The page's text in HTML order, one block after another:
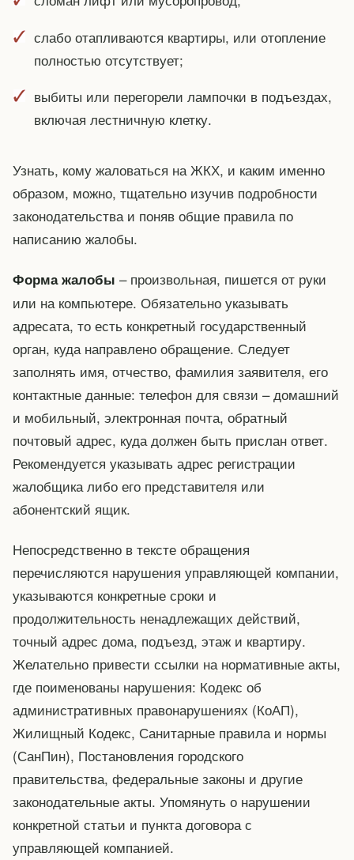
слабо отапливаются квартиры, или отопление
полностью отсутствует;
выбиты или перегорели лампочки в подъездах,
включая лестничную клетку.
Узнать, кому жаловаться на ЖКХ, и каким именно
образом, можно, тщательно изучив подробности
законодательства и поняв общие правила по
написанию жалобы.
Форма жалобы – произвольная, пишется от руки
или на компьютере. Обязательно указывать
адресата, то есть конкретный государственный
орган, куда направлено обращение. Следует
заполнять имя, отчество, фамилия заявителя, его
контактные данные: телефон для связи – домашний
и мобильный, электронная почта, обратный
почтовый адрес, куда должен быть прислан ответ.
Рекомендуется указывать адрес регистрации
жалобщика либо его представителя или
абонентский ящик.
Непосредственно в тексте обращения
перечисляются нарушения управляющей компании,
указываются конкретные сроки и
продолжительность ненадлежащих действий,
точный адрес дома, подъезд, этаж и квартиру.
Желательно привести ссылки на нормативные акты,
где поименованы нарушения: Кодекс об
административных правонарушениях (КоАП),
Жилищный Кодекс, Санитарные правила и нормы
(СанПин), Постановления городского
правительства, федеральные законы и другие
законодательные акты. Упомянуть о нарушении
конкретной статьи и пункта договора с
управляющей компанией.